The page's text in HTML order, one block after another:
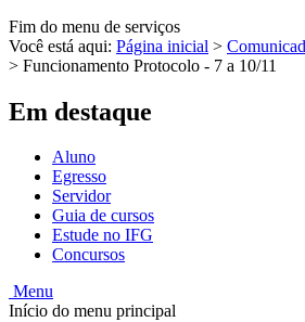
Fim do menu de serviços
Você está aqui: Página inicial >
> Funcionamento Protocolo - 7 a 10/11
Em destaque
Aluno
Egresso
Servidor
Guia de cursos
Estude no IFG
Concursos
Menu
Início do menu principal